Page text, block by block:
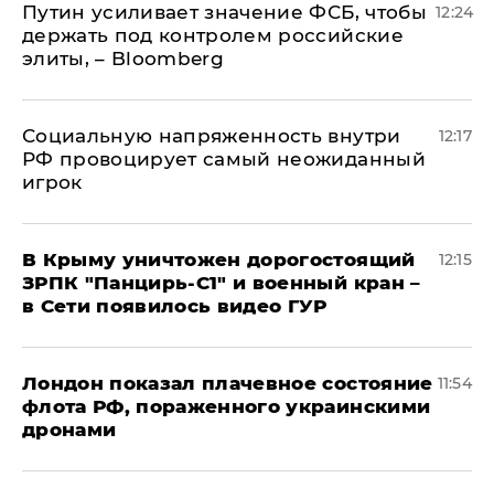
Путин усиливает значение ФСБ, чтобы
держать под контролем российские
элиты, – Bloomberg
12:24
Социальную напряженность внутри
РФ провоцирует самый неожиданный
игрок
12:17
В Крыму уничтожен дорогостоящий
ЗРПК "Панцирь-С1" и военный кран –
в Сети появилось видео ГУР
12:15
Лондон показал плачевное состояние
флота РФ, пораженного украинскими
дронами
11:54